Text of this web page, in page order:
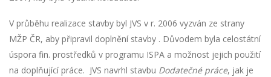
V průběhu realizace stavby byl JVS v r. 2006 vyzván ze strany
MŽP ČR, aby připravil doplnění stavby . Důvodem byla celostátní
úspora fin. prostředků v programu ISPA a možnost jejich použití
na doplňující práce. JVS navrhl stavbu Dodatečné práce, jak je